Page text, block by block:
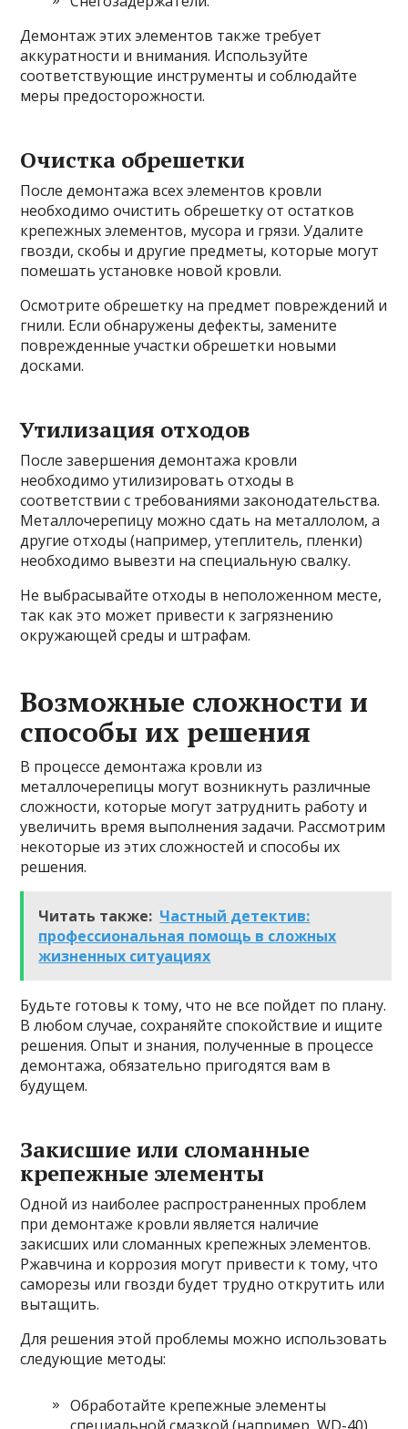
Демонтаж этих элементов также требует
аккуратности и внимания. Используйте
соответствующие инструменты и соблюдайте
меры предосторожности.
Очистка обрешетки
После демонтажа всех элементов кровли
необходимо очистить обрешетку от остатков
крепежных элементов, мусора и грязи. Удалите
гвозди, скобы и другие предметы, которые могут
помешать установке новой кровли.
Осмотрите обрешетку на предмет повреждений и
гнили. Если обнаружены дефекты, замените
поврежденные участки обрешетки новыми
досками.
Утилизация отходов
После завершения демонтажа кровли
необходимо утилизировать отходы в
соответствии с требованиями законодательства.
Металлочерепицу можно сдать на металлолом, а
другие отходы (например, утеплитель, пленки)
необходимо вывезти на специальную свалку.
Не выбрасывайте отходы в неположенном месте,
так как это может привести к загрязнению
окружающей среды и штрафам.
Возможные сложности и
способы их решения
В процессе демонтажа кровли из
металлочерепицы могут возникнуть различные
сложности, которые могут затруднить работу и
увеличить время выполнения задачи. Рассмотрим
некоторые из этих сложностей и способы их
решения.
Читать также: Частный детектив:
профессиональная помощь в сложных
жизненных ситуациях
Будьте готовы к тому, что не все пойдет по плану.
В любом случае, сохраняйте спокойствие и ищите
решения. Опыт и знания, полученные в процессе
демонтажа, обязательно пригодятся вам в
будущем.
Закисшие или сломанные
крепежные элементы
Одной из наиболее распространенных проблем
при демонтаже кровли является наличие
закисших или сломанных крепежных элементов.
Ржавчина и коррозия могут привести к тому, что
саморезы или гвозди будет трудно открутить или
вытащить.
Для решения этой проблемы можно использовать
следующие методы:
Обработайте крепежные элементы